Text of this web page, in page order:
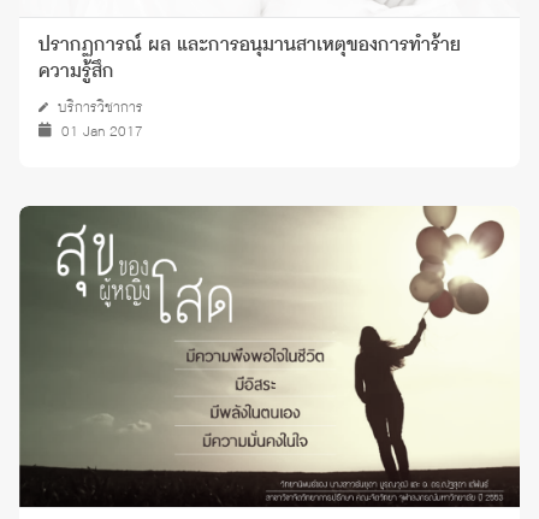
ปรากฏการณ์ ผล และการอนุมานสาเหตุของการทำร้าย
ความรู้สึก
บริการวิชาการ
01 Jan 2017